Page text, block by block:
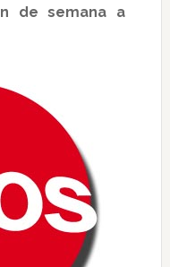
de semana a